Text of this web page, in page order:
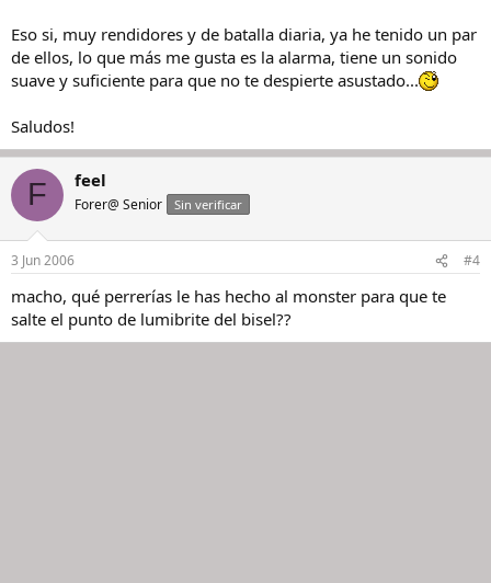
Eso si, muy rendidores y de batalla diaria, ya he tenido un par
de ellos, lo que más me gusta es la alarma, tiene un sonido
suave y suficiente para que no te despierte asustado...
Saludos!
F feel
Forer@ Senior Sin verificar
3 Jun 2006 #4
macho, qué perrerías le has hecho al monster para que te
salte el punto de lumibrite del bisel??